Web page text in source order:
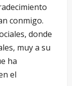
conmigo.
donde
muy a su
ha
el